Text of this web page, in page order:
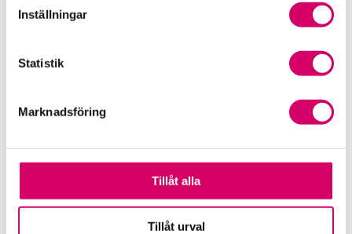
Inställningar
Statistik
Marknadsföring
Tillåt alla
Tillåt urval
E-post:maria.albanese@srfkonsult.se